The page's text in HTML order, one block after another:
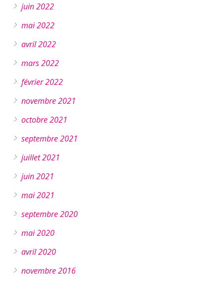
juin 2022
mai 2022
avril 2022
mars 2022
février 2022
novembre 2021
octobre 2021
septembre 2021
juillet 2021
juin 2021
mai 2021
septembre 2020
mai 2020
avril 2020
novembre 2016